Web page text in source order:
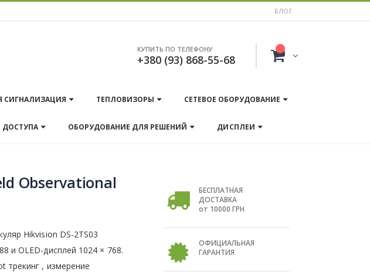
БЛОГ
КУПИТЬ ПО ТЕЛЕФОНУ
+380 (93) 868-55-68
СИГНАЛИЗАЦИЯ ТЕПЛОВИЗОРЫ СЕТЕВОЕ ОБОРУДОВАНИЕ
ДОСТУПА ОБОРУДОВАНИЕ ДЛЯ РЕШЕНИЙ ДИСПЛЕИ
Observational
Hikvision DS-2TS03
и OLED-дисплей 1024 × 768.
трекинг , измерение
БЕСПЛАТНАЯ
ДОСТАВКА
от 10000 ГРН
ОФИЦИАЛЬНАЯ
ГАРАНТИЯ